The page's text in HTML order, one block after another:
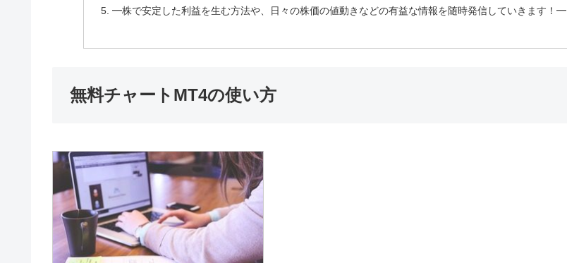
━株で安定した利益を生む方法や、日々の株価の値動きなどの有益な情報を随時発信していきます！━
無料チャートMT4の使い方